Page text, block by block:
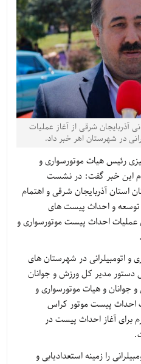
آذربایجان شرقی از آغاز عملیات
در شهرستان اهر خبر داد.
رئیس هیات موتورسواری و
این خبر گفت: در نشست
آذربایجان شرقی و اهتمام
توسعه و احداث پیست های
عملیات احداث پیست موتورسواری و
و اتومبیلرانی در شهرستان های
دستور مدیر کل ورزش و جوانان
جوانان و هیات موتورسواری و
احداث پیست موتور کراس
برای آغاز احداث پیست در
را زمینه استعدادیابی و